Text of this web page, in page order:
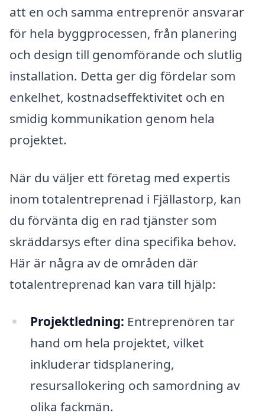
att en och samma entreprenör ansvarar
för hela byggprocessen, från planering
och design till genomförande och slutlig
installation. Detta ger dig fördelar som
enkelhet, kostnadseffektivitet och en
smidig kommunikation genom hela
projektet.
När du väljer ett företag med expertis
inom totalentreprenad i Fjällastorp, kan
du förvänta dig en rad tjänster som
skräddarsys efter dina specifika behov.
Här är några av de områden där
totalentreprenad kan vara till hjälp:
Projektledning: Entreprenören tar
hand om hela projektet, vilket
inkluderar tidsplanering,
resursallokering och samordning av
olika fackmän.